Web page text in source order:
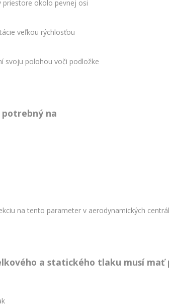
okolo pevnej osi
veľkou rýchlosťou
svoju polohou voči podložke
na
na tento parameter v aerodynamických
a statického tlaku musí